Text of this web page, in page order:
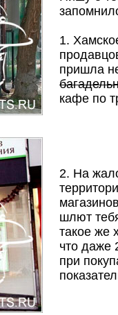
1.
пришла
кафе по
2. На
шлют
такое же
что даже
при